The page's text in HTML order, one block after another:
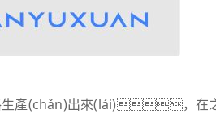
生產(chǎn)出來(lái)，在